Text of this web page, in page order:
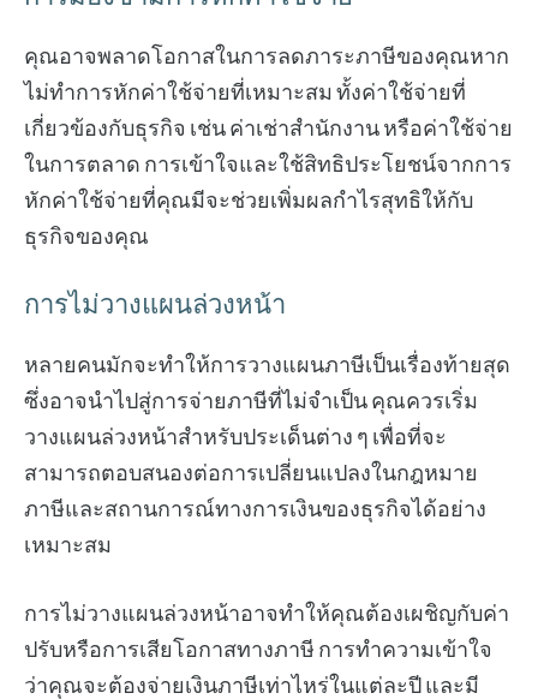
คุณอาจพลาดโอกาสในการลดภาระภาษีของคุณหาก
ไม่ทำการหักค่าใช้จ่ายที่เหมาะสม ทั้งค่าใช้จ่ายที่
เกี่ยวข้องกับธุรกิจ เช่น ค่าเช่าสำนักงาน หรือค่าใช้จ่าย
ในการตลาด การเข้าใจและใช้สิทธิประโยชน์จากการ
หักค่าใช้จ่ายที่คุณมีจะช่วยเพิ่มผลกำไรสุทธิให้กับ
ธุรกิจของคุณ
การไม่วางแผนล่วงหน้า
หลายคนมักจะทำให้การวางแผนภาษีเป็นเรื่องท้ายสุด
ซึ่งอาจนำไปสู่การจ่ายภาษีที่ไม่จำเป็น คุณควรเริ่ม
วางแผนล่วงหน้าสำหรับประเด็นต่าง ๆ เพื่อที่จะ
สามารถตอบสนองต่อการเปลี่ยนแปลงในกฎหมาย
ภาษีและสถานการณ์ทางการเงินของธุรกิจได้อย่าง
เหมาะสม
การไม่วางแผนล่วงหน้าอาจทำให้คุณต้องเผชิญกับค่า
ปรับหรือการเสียโอกาสทางภาษี การทำความเข้าใจ
ว่าคุณจะต้องจ่ายเงินภาษีเท่าไหร่ในแต่ละปี และมี